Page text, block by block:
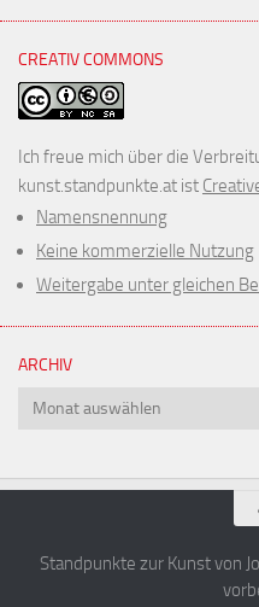
CREATIV COMMONS
Ich freue mich über die
kunst.standpunkte.at ist
Namensnennung
Keine kommerzielle Nutzung
Weitergabe unter gleichen
ARCHIV
Archiv
Standpunkte zur Kunst von